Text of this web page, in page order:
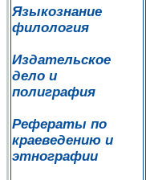
Языкознание
филология
Издательское
дело и
полиграфия
Рефераты по
краеведению и
этнографии